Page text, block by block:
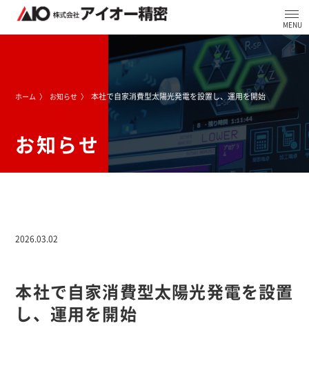
ホーム お知らせ 本社で自家消費型太陽光発電を設置し、運用を開始
お知らせ
2026.03.02
本社で自家消費型太陽光発電を設置
し、運用を開始